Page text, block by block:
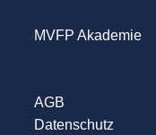
MVFP Akademie
AGB
Datenschutz